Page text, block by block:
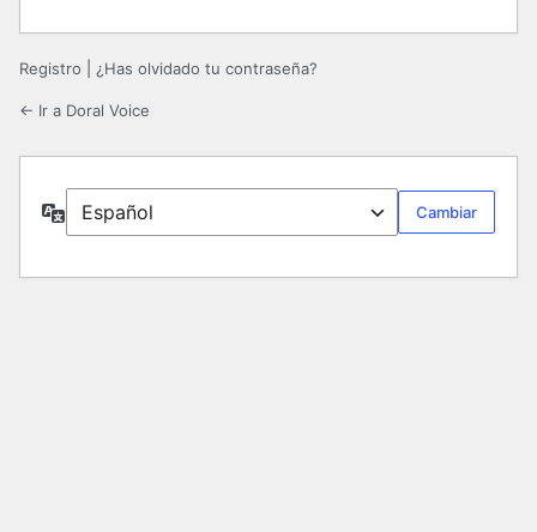
Registro ¿Has olvidado tu contraseña?
← Ir a Doral Voice
Idioma